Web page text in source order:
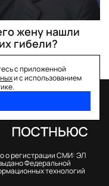
жену нашли
гибели?
с приложенной
и с использованием
о регистрации СМИ: ЭЛ
Федеральной
технологий